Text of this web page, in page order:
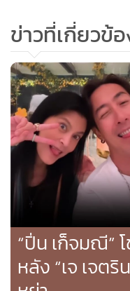
ข่าวที่เกี่ยวข้
“ปิ่น เก็จมณี”
หลัง “เจ เจตริ